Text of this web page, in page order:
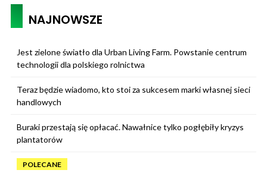
NAJNOWSZE
Jest zielone światło dla Urban Living Farm. Powstanie centrum
technologii dla polskiego rolnictwa
Teraz będzie wiadomo, kto stoi za sukcesem marki własnej sieci
handlowych
Buraki przestają się opłacać. Nawałnice tylko pogłębiły kryzys
plantatorów
POLECANE